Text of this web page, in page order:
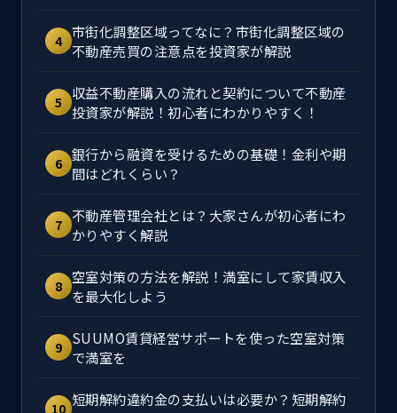
4 市街化調整区域ってなに？市街化調整区域の
不動産売買の注意点を投資家が解説
5
収益不動産購入の流れと契約について不動産
投資家が解説！初心者にわかりやすく！
6 銀行から融資を受けるための基礎！金利や期
間はどれくらい？
7 不動産管理会社とは？大家さんが初心者にわ
かりやすく解説
8 空室対策の方法を解説！満室にして家賃収入
を最大化しよう
9 SUUMO賃貸経営サポートを使った空室対策
で満室を
10 短期解約違約金の支払いは必要か？短期解約